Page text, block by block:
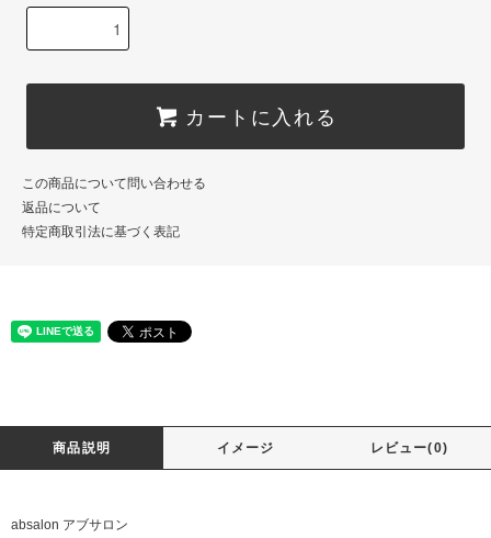
カートに入れる
この商品について問い合わせる
返品について
特定商取引法に基づく表記
商品説明 イメージ レビュー(0)
absalon アブサロン